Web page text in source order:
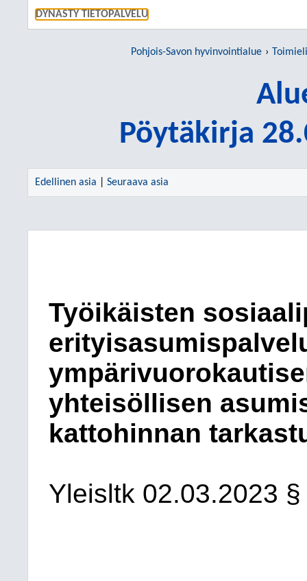
DYNASTY TIETOPALVELU
Pohjois-Savon hyvinvointialue
Pöytäkirja
Edellinen asia Seuraava asia
Työikäisten
yhteisöllisen
kattohinnan
Yleisltk 02.03.2023